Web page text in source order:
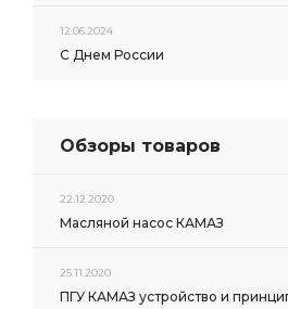
12.06.2024
С Днем России
Обзоры товаров
22.12.2020
Масляной насос КАМАЗ
25.11.2020
ПГУ КАМАЗ устройство и